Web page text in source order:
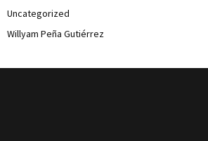
Uncategorized
Willyam Peña Gutiérrez